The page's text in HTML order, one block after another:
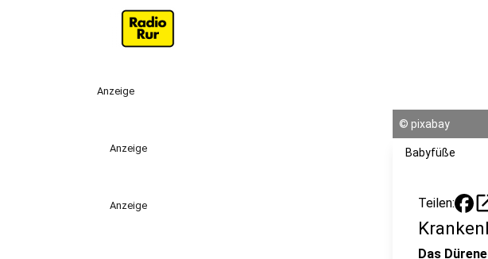
Anzeige
Anzeige
Anzeige
© pixabay
Babyfüße
Teilen:
Das